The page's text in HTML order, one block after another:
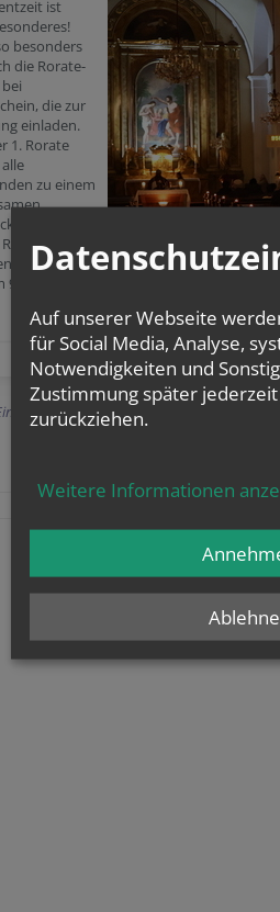
ist
besonders
die Rorate-
die zur
einladen.
1. Rorate
zu einem
eingeladen.
in
sind
9.12. und am
anzeigen
Auf unserer Webseite
für Social Media, Analyse,
Notwendigkeiten und
Zustimmung später
zurückziehen.
Weitere Informationen